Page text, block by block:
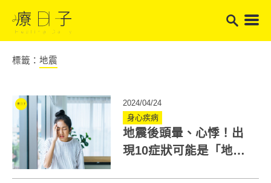
標籤： 地震
2024/04/24
身心疾病
地震後頭暈、心悸！出
現10症狀可能是「地震